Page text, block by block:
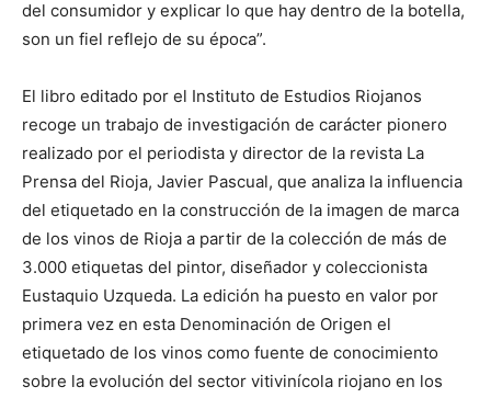
del consumidor y explicar lo que hay dentro de la botella,
son un fiel reflejo de su época”.
El libro editado por el Instituto de Estudios Riojanos
recoge un trabajo de investigación de carácter pionero
realizado por el periodista y director de la revista La
Prensa del Rioja, Javier Pascual, que analiza la influencia
del etiquetado en la construcción de la imagen de marca
de los vinos de Rioja a partir de la colección de más de
3.000 etiquetas del pintor, diseñador y coleccionista
Eustaquio Uzqueda. La edición ha puesto en valor por
primera vez en esta Denominación de Origen el
etiquetado de los vinos como fuente de conocimiento
sobre la evolución del sector vitivinícola riojano en los